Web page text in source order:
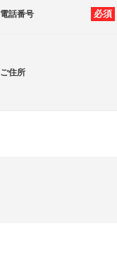
必須
電話番号
ご住所